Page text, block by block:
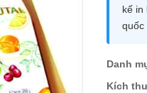
kế in
quốc
Danh
Kích